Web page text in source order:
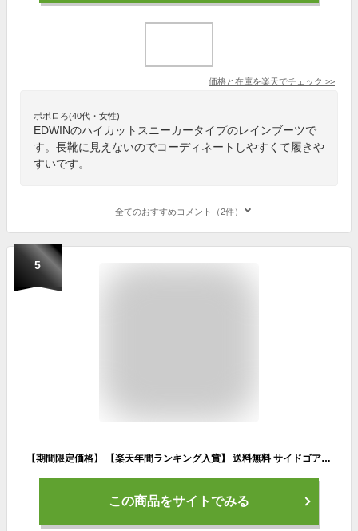
価格と在庫を楽天でチェック >>
ポポロろ(40代・女性)
EDWINのハイカットスニーカータイプのレインブーツで
す。長靴に見えないのでコーディネートしやすくて履きや
すいです。
全てのおすすめコメント（2件）
5
【期間限定価格】 【楽天年間ランキング入賞】 送料無料 サイドゴア レインブーツ 長靴 完全防水 防水 レディース レイン ブーツ ショートブーツ レインシューズ サイドゴアブーツ 大きいサイズ 小さいサイズ 雨 台風対策 レイン交換無料イベント 最強配送
この商品をサイトでみる